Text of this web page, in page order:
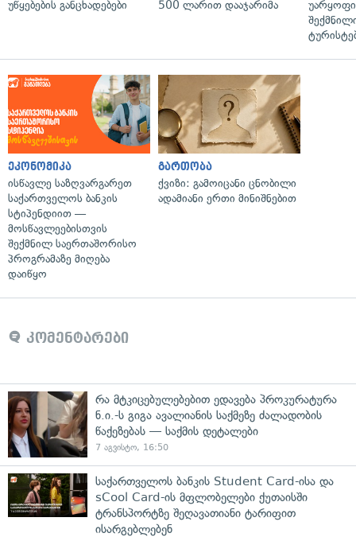
უწყებების განცხადებები
500 ლარით დააჯარიმა
ეკონომიკა
ისწავლე საზღვარგარეთ
საქართველოს ბანკის
სტიპენდიით —
მოსწავლეებისთვის
შექმნილ საერთაშორისო
პროგრამაზე მიღება
დაიწყო
გართობა
ქვიზი: გამოიცანი ცნობილი
ადამიანი ერთი მინიშნებით
კომენტარები
რა მტკიცებულებებით ედავება პროკურატურა
ნ.ი.-ს გიგა ავალიანის საქმეზე ძალადობის
წაქეზებას — საქმის დეტალები
7 აგვისტო, 16:50
საქართველოს ბანკის Student Card-ისა და
sCool Card-ის მფლობელები ქუთაისში
ტრანსპორტზე შეღავათიანი ტარიფით
ისარგებლებენ